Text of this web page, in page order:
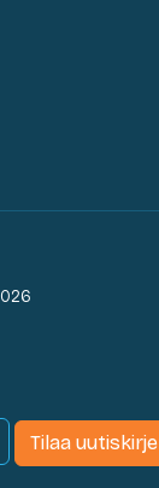
Tilaa uutiskirje